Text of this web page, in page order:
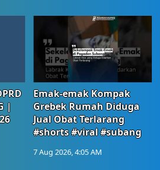
|
Emak-emak Kompak
Grebek Rumah Diduga
Jual Obat Terlarang
#shorts #viral #subang
7 Aug 2026, 4:05 AM